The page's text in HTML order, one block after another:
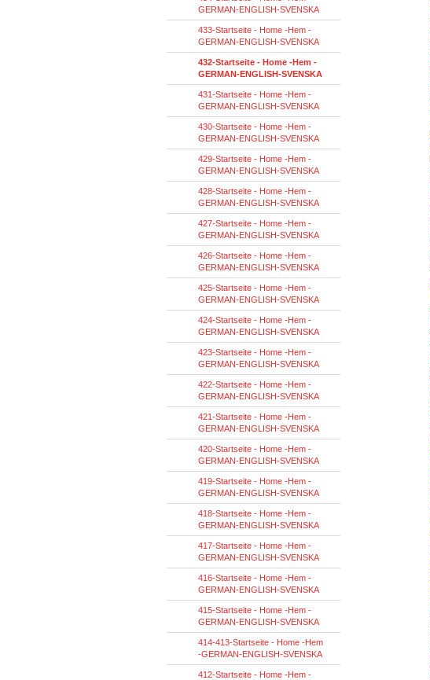
GERMAN-ENGLISH-SVENSKA
433-Startseite - Home -Hem -
GERMAN-ENGLISH-SVENSKA
432-Startseite - Home -Hem -
GERMAN-ENGLISH-SVENSKA
431-Startseite - Home -Hem -
GERMAN-ENGLISH-SVENSKA
430-Startseite - Home -Hem -
GERMAN-ENGLISH-SVENSKA
429-Startseite - Home -Hem -
GERMAN-ENGLISH-SVENSKA
428-Startseite - Home -Hem -
GERMAN-ENGLISH-SVENSKA
427-Startseite - Home -Hem -
GERMAN-ENGLISH-SVENSKA
426-Startseite - Home -Hem -
GERMAN-ENGLISH-SVENSKA
425-Startseite - Home -Hem -
GERMAN-ENGLISH-SVENSKA
424-Startseite - Home -Hem -
GERMAN-ENGLISH-SVENSKA
423-Startseite - Home -Hem -
GERMAN-ENGLISH-SVENSKA
422-Startseite - Home -Hem -
GERMAN-ENGLISH-SVENSKA
421-Startseite - Home -Hem -
GERMAN-ENGLISH-SVENSKA
420-Startseite - Home -Hem -
GERMAN-ENGLISH-SVENSKA
419-Startseite - Home -Hem -
GERMAN-ENGLISH-SVENSKA
418-Startseite - Home -Hem -
GERMAN-ENGLISH-SVENSKA
417-Startseite - Home -Hem -
GERMAN-ENGLISH-SVENSKA
416-Startseite - Home -Hem -
GERMAN-ENGLISH-SVENSKA
415-Startseite - Home -Hem -
GERMAN-ENGLISH-SVENSKA
414-413-Startseite - Home -Hem
-GERMAN-ENGLISH-SVENSKA
412-Startseite - Home -Hem -